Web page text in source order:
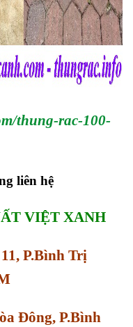
thung-rac-100-
liên hệ
VIỆT XANH
P.Bình Trị
Đông, P.Bình